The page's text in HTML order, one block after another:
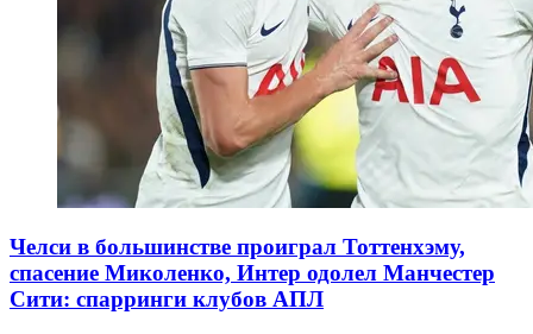
Челси в большинстве проиграл Тоттенхэму,
спасение Миколенко, Интер одолел Манчестер
Сити: спарринги клубов АПЛ